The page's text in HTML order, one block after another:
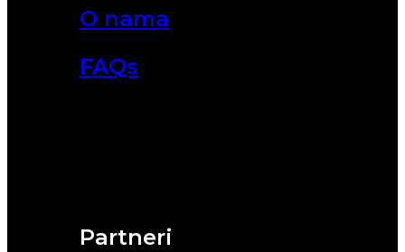
Partneri
O nama
FAQs